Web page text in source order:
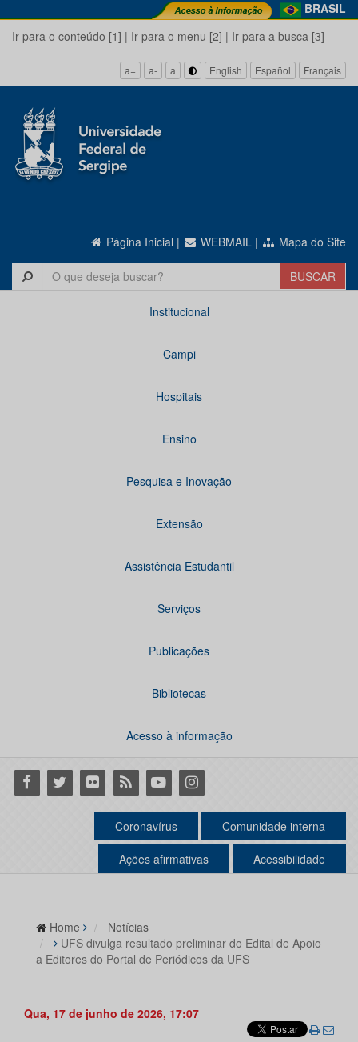
BRASIL
Ir para o conteúdo [1] | Ir para o menu [2] | Ir para a busca [3]
a+ a- a English Español Français
Página Inicial | WEBMAIL | Mapa do Site
Institucional
Campi
Hospitais
Ensino
Pesquisa e Inovação
Extensão
Assistência Estudantil
Serviços
Publicações
Bibliotecas
Acesso à informação
Facebook
Twitter Flickr RSS YoutubeInstagram
Coronavírus Comunidade interna
Ações afirmativas Acessibilidade
Home
Notícias
UFS divulga resultado preliminar do Edital de Apoio
a Editores do Portal de Periódicos da UFS
Qua, 17 de junho de 2026, 17:07